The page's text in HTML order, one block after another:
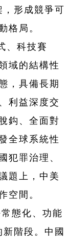
形成競爭可
格局。
、科技賽
域的結構性
，具備長期
利益深度交
鈎、全面對
全球系統性
犯罪治理、
題上，中美
空間。
態化、功能
階段。中國